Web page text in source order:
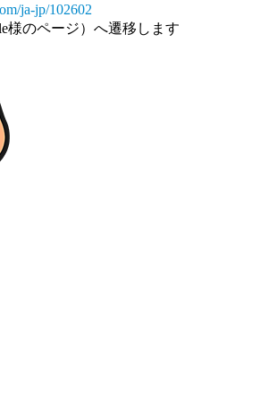
ja-jp/102602
様のページ）へ遷移します